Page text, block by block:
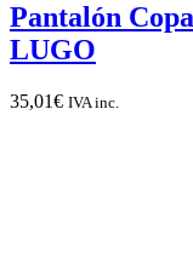
Pantalón
LUGO
35,01€ IVA inc.